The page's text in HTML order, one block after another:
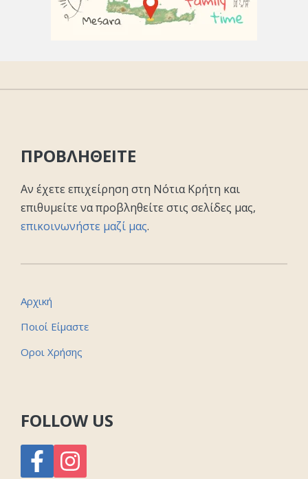
ΠΡΟΒΛΗΘΕΙΤΕ
Αν έχετε επιχείρηση στη Νότια Κρήτη και
επιθυμείτε να προβληθείτε στις σελίδες μας,
επικοινωνήστε μαζί μας.
Αρχική
Ποιοί Είμαστε
Οροι Χρήσης
FOLLOW US